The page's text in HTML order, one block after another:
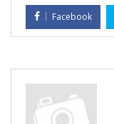
Facebook